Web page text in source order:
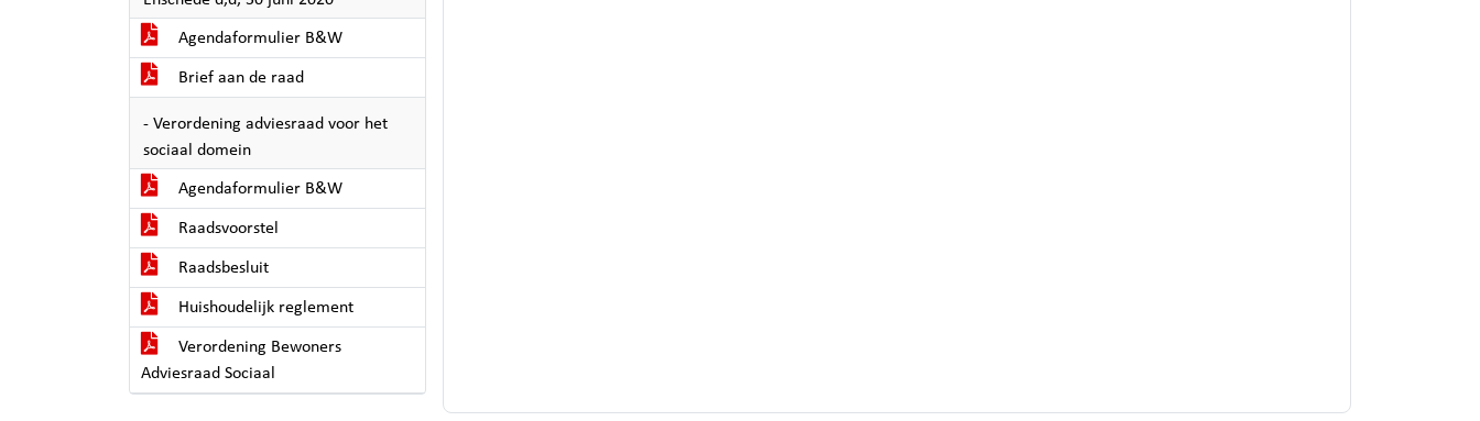
Agendaformulier B&W
Brief aan de raad
- Verordening adviesraad voor het
sociaal domein
Agendaformulier B&W
Raadsvoorstel
Raadsbesluit
Huishoudelijk reglement
Verordening Bewoners
Adviesraad Sociaal